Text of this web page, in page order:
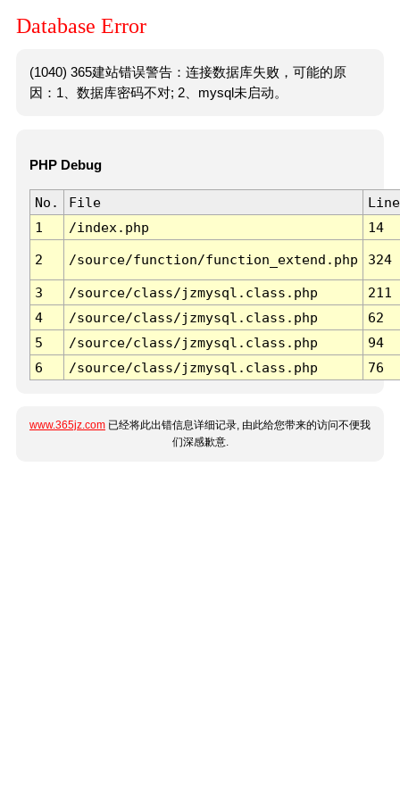
Database Error
(1040) 365建站错误警告：连接数据库失败，可能的原
因：1、数据库密码不对; 2、mysql未启动。
PHP Debug
No. File
Line
1
/index.php 14
2 /source/function/function_extend.php 324
3 /source/class/jzmysql.class.php
211
4
/source/class/jzmysql.class.php
62
5
/source/class/jzmysql.class.php
94
6
/source/class/jzmysql.class.php 76
www.365jz.com 已经将此出错信息详细记录, 由此给您带来的访问不便我
们深感歉意.